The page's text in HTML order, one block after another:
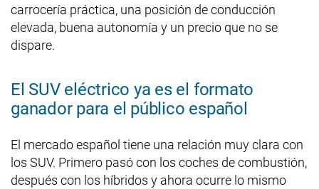
carrocería práctica, una posición de conducción
elevada, buena autonomía y un precio que no se
dispare.
El SUV eléctrico ya es el formato
ganador para el público español
El mercado español tiene una relación muy clara con
los SUV. Primero pasó con los coches de combustión,
después con los híbridos y ahora ocurre lo mismo